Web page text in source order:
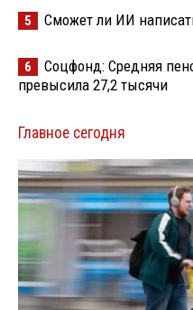
5 Сможет ли ИИ
6
Соцфонд: Средняя
превысила 27,2 тысячи
Главное сегодня